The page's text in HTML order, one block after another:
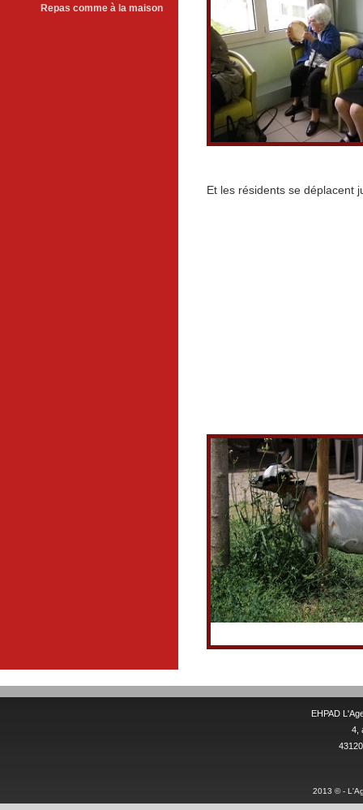
Repas comme à la maison
Et les résidents se déplacent
EHPAD
4,
2013 © -